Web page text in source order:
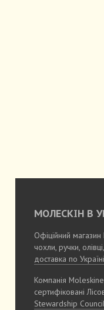
МОЛЕСКІН В
Офіційний магазин
чохли, ручки,
доставка по Україні
Компанія
сертифіковані
Stewardship